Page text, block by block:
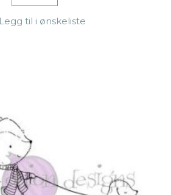
Legg til i ønskeliste